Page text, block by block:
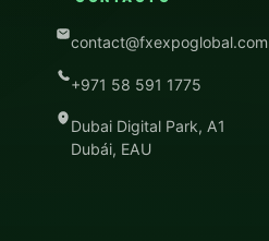
contact@fxexpoglobal.com
+971 58 591 1775
Dubai Digital Park, A1
Dubái, EAU